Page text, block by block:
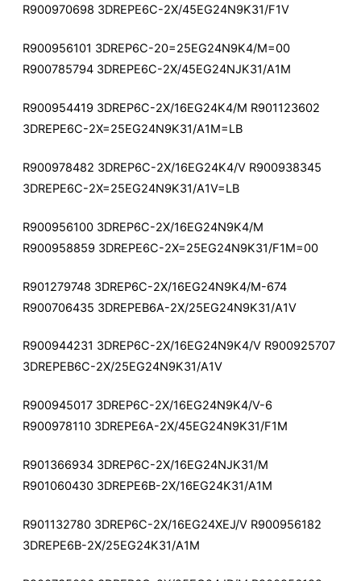
R900970698 3DREPE6C-2X/45EG24N9K31/F1V
R900956101 3DREP6C-20=25EG24N9K4/M=00
R900785794 3DREPE6C-2X/45EG24NJK31/A1M
R900954419 3DREP6C-2X/16EG24K4/M R901123602
3DREPE6C-2X=25EG24N9K31/A1M=LB
R900978482 3DREP6C-2X/16EG24K4/V R900938345
3DREPE6C-2X=25EG24N9K31/A1V=LB
R900956100 3DREP6C-2X/16EG24N9K4/M
R900958859 3DREPE6C-2X=25EG24N9K31/F1M=00
R901279748 3DREP6C-2X/16EG24N9K4/M-674
R900706435 3DREPEB6A-2X/25EG24N9K31/A1V
R900944231 3DREP6C-2X/16EG24N9K4/V R900925707
3DREPEB6C-2X/25EG24N9K31/A1V
R900945017 3DREP6C-2X/16EG24N9K4/V-6
R900978110 3DREPE6A-2X/45EG24N9K31/F1M
R901366934 3DREP6C-2X/16EG24NJK31/M
R901060430 3DREPE6B-2X/16EG24K31/A1M
R901132780 3DREP6C-2X/16EG24XEJ/V R900956182
3DREPE6B-2X/25EG24K31/A1M